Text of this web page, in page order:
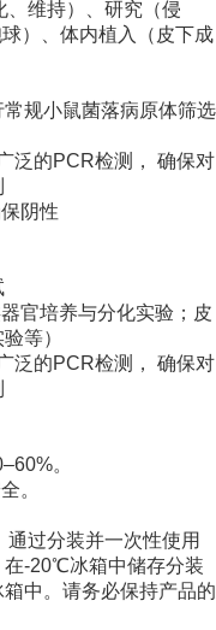
、维持）、研究（侵
）、体内植入（皮下成
规小鼠菌落病原体筛选
泛的PCR检测， 确保对
阴性
官培养与分化实验；皮
等）
泛的PCR检测， 确保对
。
。
过分装并一次性使用
在-20℃冰箱中储存分装
中。请务必保持产品的